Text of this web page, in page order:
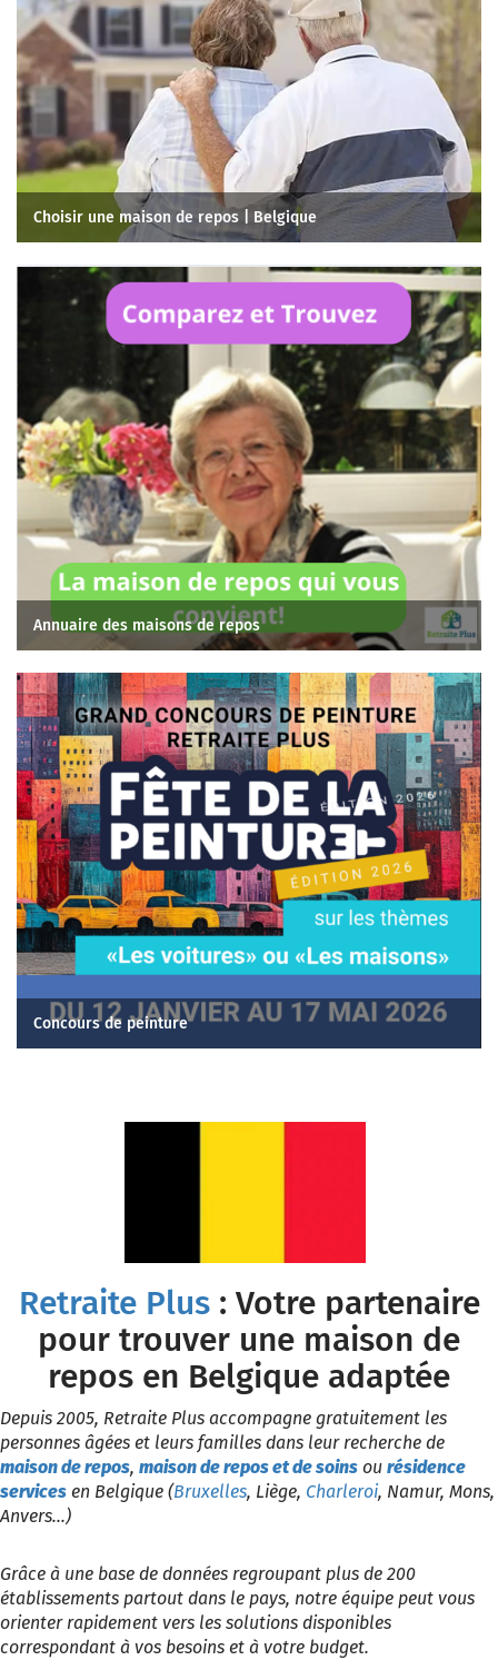
Choisir une maison de repos | Belgique
Annuaire des maisons de repos
Concours de peinture
Retraite Plus: Votre partenaire
pour trouver une maison de
repos en Belgique adaptée
Depuis 2005, Retraite Plus accompagne gratuitement les
personnes âgées et leurs familles dans leur recherche de
maison de repos, maison de repos et de soins ou résidence
services en Belgique (Bruxelles, Liège, Charleroi, Namur, Mons,
Anvers...)
Grâce à une base de données regroupant plus de 200
établissements partout dans le pays, notre équipe peut vous
orienter rapidement vers les solutions disponibles
correspondant à vos besoins et à votre budget.